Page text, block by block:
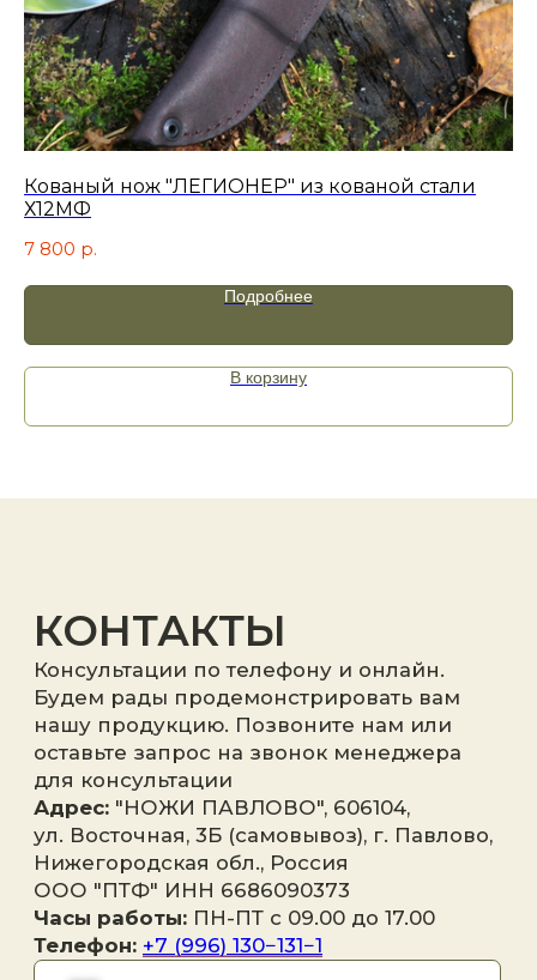
Кованый нож "ЛЕГИОНЕР" из кованой стали
Х12МФ
7 800 р.
Подробнее
В корзину
Адрес:"НОЖИ ПАВЛОВО", 606104,
ул. Восточная, 3Б (самовывоз), г. Павлово,
Нижегородская обл., Россия
ООО "ПТФ" ИНН 6686090373
Часы работы:ПН-ПТ с 09.00 до 17.00
Телефон: +7 (996) 130−131−1
+7
конфиденциальности.